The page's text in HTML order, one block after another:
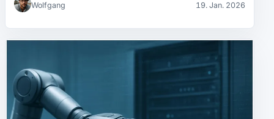
Wolfgang 19. Jan. 2026